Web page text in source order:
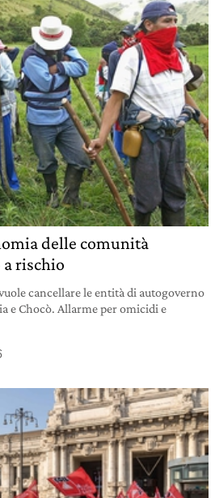
delle comunità
rischio
cancellare le entità di autogoverno
e Chocò. Allarme per omicidi e